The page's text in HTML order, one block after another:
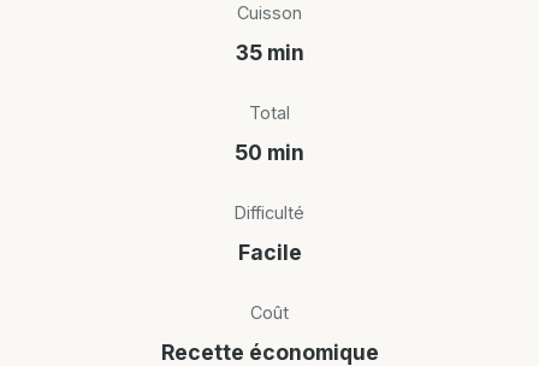
Cuisson
35 min
Total
50 min
Difficulté
Facile
Coût
Recette économique